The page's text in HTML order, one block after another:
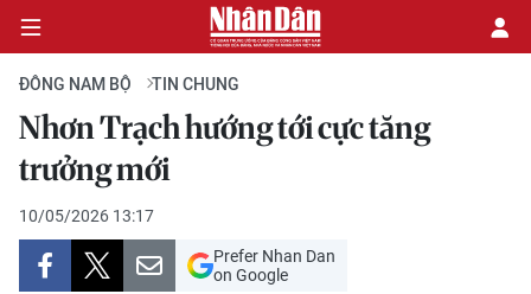
CHÍNH TRỊ
KINH TẾ
VĂN HÓA
ĐÔNG NAM BỘ TIN CHUNG
Nhơn Trạch hướng tới cực tăng
trưởng mới
10/05/2026 13:17
Prefer Nhan Dan
on Google